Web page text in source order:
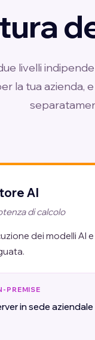
livelli
la tua azienda,
AI
di calcolo
dei modelli AI
PREMISE
in sede aziendale